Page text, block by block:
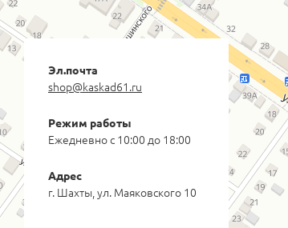
Эл.почта
shop@kaskad61.ru
Режим работы
Ежедневно с 10:00 до 18:00
Адрес
г. Шахты, ул. Маяковского 10